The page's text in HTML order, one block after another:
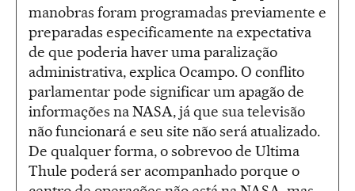
manobras foram programadas previamente e
preparadas especificamente na expectativa
de que poderia haver uma paralização
administrativa, explica Ocampo. O conflito
parlamentar pode significar um apagão de
informações na NASA, já que sua televisão
não funcionará e seu site não será atualizado.
De qualquer forma, o sobrevoo de Ultima
Thule poderá ser acompanhado porque o